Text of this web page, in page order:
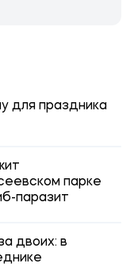
для праздника
парке
паразит
двоих: в